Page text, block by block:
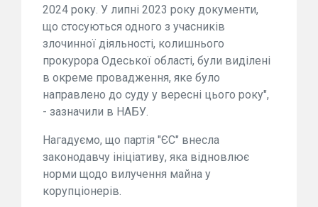
2024 року. У липні 2023 року документи,
що стосуються одного з учасників
злочинної діяльності, колишнього
прокурора Одеської області, були виділені
в окреме провадження, яке було
направлено до суду у вересні цього року",
- зазначили в НАБУ.
Нагадуємо, що партія "ЄС" внесла
законодавчу ініціативу, яка відновлює
норми щодо вилучення майна у
корупціонерів.